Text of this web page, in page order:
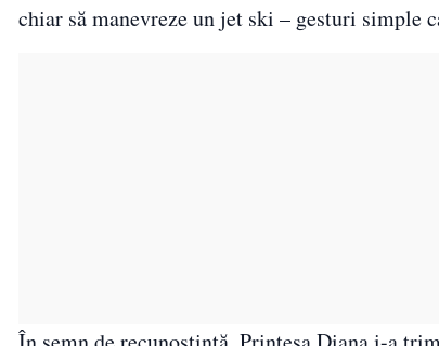
chiar să manevreze un jet ski – gesturi simple